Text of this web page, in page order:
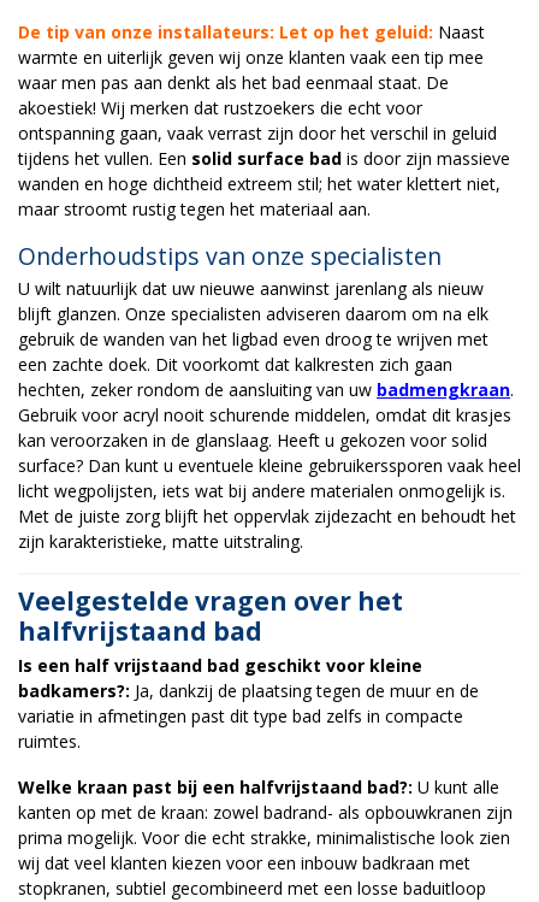
De tip van onze installateurs: Let op het geluid: Naast
warmte en uiterlijk geven wij onze klanten vaak een tip mee
waar men pas aan denkt als het bad eenmaal staat. De
akoestiek! Wij merken dat rustzoekers die echt voor
ontspanning gaan, vaak verrast zijn door het verschil in geluid
tijdens het vullen. Een solid surface bad is door zijn massieve
wanden en hoge dichtheid extreem stil; het water klettert niet,
maar stroomt rustig tegen het materiaal aan.
Onderhoudstips van onze specialisten
U wilt natuurlijk dat uw nieuwe aanwinst jarenlang als nieuw
blijft glanzen. Onze specialisten adviseren daarom om na elk
gebruik de wanden van het ligbad even droog te wrijven met
een zachte doek. Dit voorkomt dat kalkresten zich gaan
hechten, zeker rondom de aansluiting van uw badmengkraan.
Gebruik voor acryl nooit schurende middelen, omdat dit krasjes
kan veroorzaken in de glanslaag. Heeft u gekozen voor solid
surface? Dan kunt u eventuele kleine gebruikerssporen vaak heel
licht wegpolijsten, iets wat bij andere materialen onmogelijk is.
Met de juiste zorg blijft het oppervlak zijdezacht en behoudt het
zijn karakteristieke, matte uitstraling.
Veelgestelde vragen over het
halfvrijstaand bad
Is een half vrijstaand bad geschikt voor kleine
badkamers?: Ja, dankzij de plaatsing tegen de muur en de
variatie in afmetingen past dit type bad zelfs in compacte
ruimtes.
Welke kraan past bij een halfvrijstaand bad?: U kunt alle
kanten op met de kraan: zowel badrand- als opbouwkranen zijn
prima mogelijk. Voor die echt strakke, minimalistische look zien
wij dat veel klanten kiezen voor een inbouw badkraan met
stopkranen, subtiel gecombineerd met een losse baduitloop